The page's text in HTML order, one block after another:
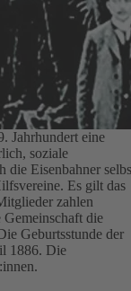
Jahrhundert eine
soziale
die Eisenbahner
Es gilt das
zahlen
die
Geburtsstunde der
1886. Die